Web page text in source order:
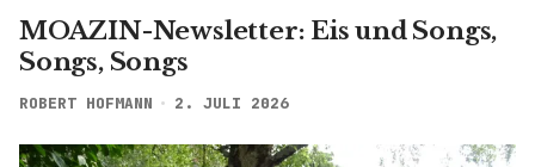
MOAZIN-Newsletter: Eis und Songs,
Songs, Songs
ROBERT HOFMANN 2. JULI 2026